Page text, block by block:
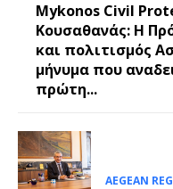
Mykonos Civil
Κουσαθανάς: Η
και πολιτισμός
μήνυμα που
πρώτη...
AEGEAN